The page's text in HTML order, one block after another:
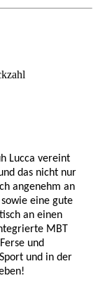
Lucca vereint
das nicht nur
angenehm an
eine gute
an einen
MBT
und
und in der